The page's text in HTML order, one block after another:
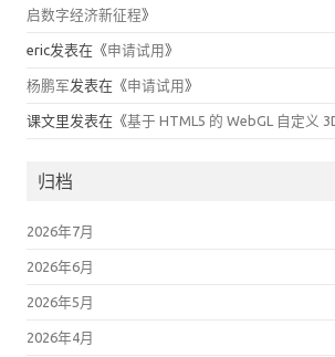
启数字经济新征程》
eric发表在《申请试用 》
杨鹏军发表在《申请试用 》
课文里发表在《基于 HTML5 的 WebGL 自定义
归档
2026年7月
2026年6月
2026年5月
2026年4月